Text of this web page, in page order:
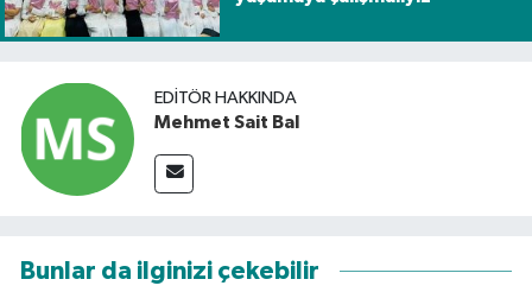
EDITÖR HAKKINDA
Mehmet Sait Bal
Bunlar da ilginizi çekebilir